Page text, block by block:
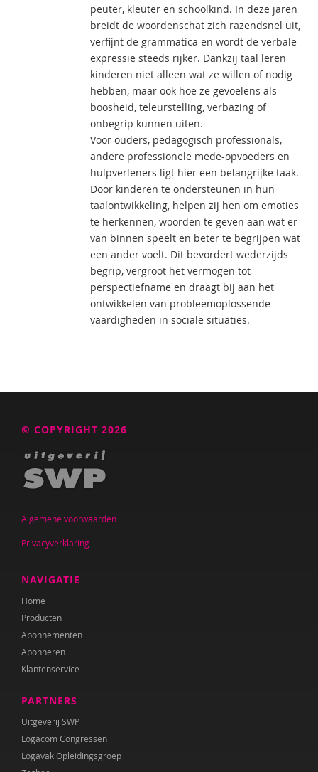
peuter, kleuter en schoolkind. In deze jaren
breidt de woordenschat zich razendsnel uit,
verfijnt de grammatica en wordt de verbale
expressie steeds rijker. Dankzij taal leren
kinderen niet alleen wat ze willen of nodig
hebben, maar ook hoe ze gevoelens als
boosheid, teleurstelling, verbazing of
onbegrip kunnen uiten.
Voor ouders, pedagogisch professionals,
andere professionele mede-opvoeders en
hulpverleners ligt hier een belangrijke taak.
Door kinderen te ondersteunen in hun
taalontwikkeling, helpen zij hen om emoties
te herkennen, woorden te geven aan wat er
van binnen speelt en beter te begrijpen wat
een ander voelt. Dit bevordert wederzijds
begrip, vergroot het vermogen tot
perspectiefname en draagt bij aan het
ontwikkelen van probleemoplossende
vaardigheden in sociale situaties.
© COPYRIGHT 2026
Algemene voorwaarden
Privacyverklaring
NAVIGATIE
Home
Producten
Abonnementen
Abonneren
Klantenservice
PARTNERS
Uitgeverij SWP
Logacom Congressen
Logavak Opleidingsgroep